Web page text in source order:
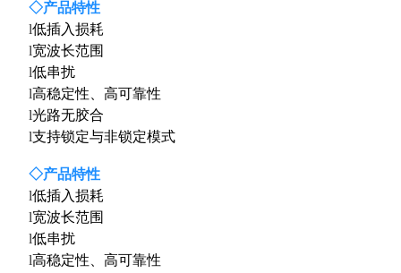
◇产品特性
l低插入损耗
l宽波长范围
l低串扰
l高稳定性、高可靠性
l光路无胶合
l支持锁定与非锁定模式
◇产品特性
l低插入损耗
l宽波长范围
l低串扰
l高稳定性、高可靠性